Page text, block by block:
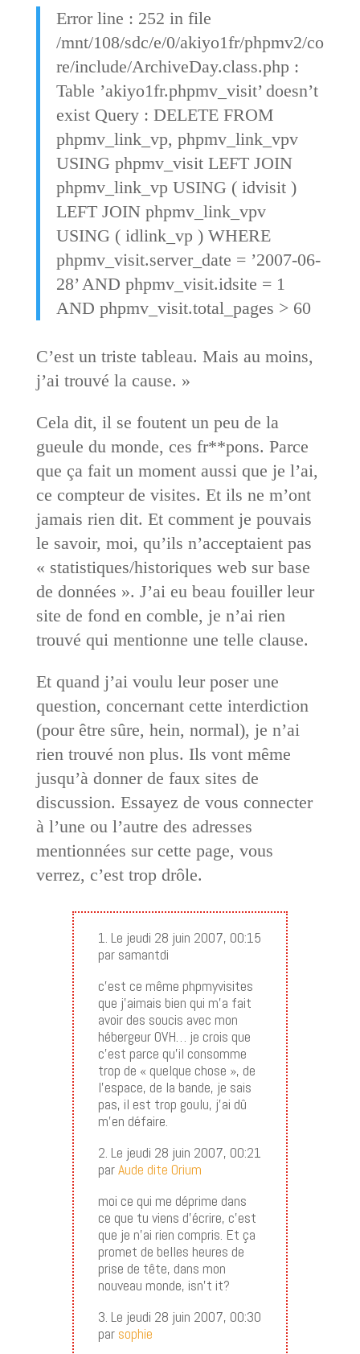
Error line : 252 in file
/mnt/108/sdc/e/0/akiyo1fr/phpmv2/co
re/include/ArchiveDay.class.php :
Table ’akiyo1fr.phpmv_visit’ doesn’t
exist Query : DELETE FROM
phpmv_link_vp, phpmv_link_vpv
USING phpmv_visit LEFT JOIN
phpmv_link_vp USING ( idvisit )
LEFT JOIN phpmv_link_vpv
USING ( idlink_vp ) WHERE
phpmv_visit.server_date = ’2007-06-
28’ AND phpmv_visit.idsite = 1
AND phpmv_visit.total_pages > 60
C’est un triste tableau. Mais au moins,
j’ai trouvé la cause. »
Cela dit, il se foutent un peu de la
gueule du monde, ces fr**pons. Parce
que ça fait un moment aussi que je l’ai,
ce compteur de visites. Et ils ne m’ont
jamais rien dit. Et comment je pouvais
le savoir, moi, qu’ils n’acceptaient pas
« statistiques/historiques web sur base
de données ». J’ai eu beau fouiller leur
site de fond en comble, je n’ai rien
trouvé qui mentionne une telle clause.
Et quand j’ai voulu leur poser une
question, concernant cette interdiction
(pour être sûre, hein, normal), je n’ai
rien trouvé non plus. Ils vont même
jusqu’à donner de faux sites de
discussion. Essayez de vous connecter
à l’une ou l’autre des adresses
mentionnées sur cette page, vous
verrez, c’est trop drôle.
1. Le jeudi 28 juin 2007, 00:15
par samantdi
c’est ce même phpmyvisites
que j’aimais bien qui m’a fait
avoir des soucis avec mon
hébergeur OVH… je crois que
c’est parce qu’il consomme
trop de « quelque chose », de
l’espace, de la bande, je sais
pas, il est trop goulu, j’ai dû
m’en défaire.
2. Le jeudi 28 juin 2007, 00:21
parAude dite Orium
moi ce qui me déprime dans
ce que tu viens d’écrire, c’est
que je n’ai rien compris. Et ça
promet de belles heures de
prise de tête, dans mon
nouveau monde, isn’t it?
3. Le jeudi 28 juin 2007, 00:30
par sophie